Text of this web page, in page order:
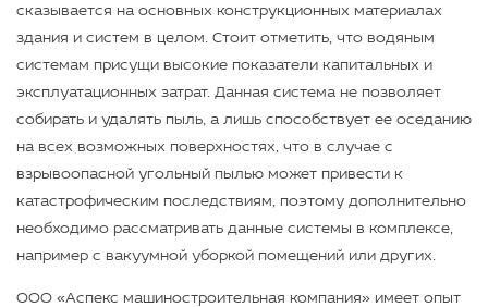
сказывается на основных конструкционных материалах
здания и систем в целом. Стоит отметить, что водяным
системам присущи высокие показатели капитальных и
эксплуатационных затрат. Данная система не позволяет
собирать и удалять пыль, а лишь способствует ее оседанию
на всех возможных поверхностях, что в случае с
взрывоопасной угольный пылью может привести к
катастрофическим последствиям, поэтому дополнительно
необходимо рассматривать данные системы в комплексе,
например с вакуумной уборкой помещений или других.
ООО «Аспекс машиностроительная компания» имеет опыт